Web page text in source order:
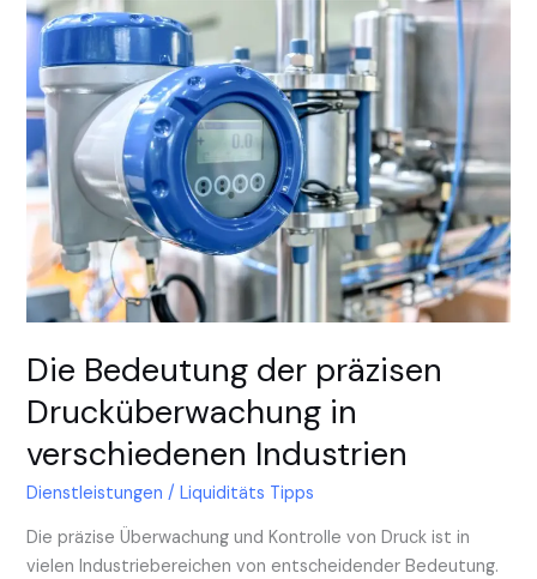
Die Bedeutung der präzisen
Drucküberwachung in
verschiedenen Industrien
Dienstleistungen /Liquiditäts Tipps
Die präzise Überwachung und Kontrolle von Druck ist in
vielen Industriebereichen von entscheidender Bedeutung.
Die
Bedeutung
der
präzisen
Drucküberwachung
in
verschiedenen
Industrien